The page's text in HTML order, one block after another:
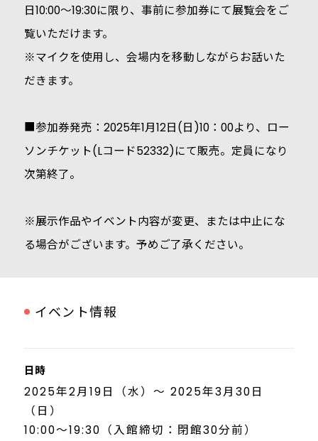
日10:00～19:30に限り、事前に参加券にて展覧会をご
覧いただけます。
※マイクを使用し、会場内を移動しながらお話いた
だきます。
■参加券発売：2025年1月12日(日)10：00より、ロー
ソンチケット(Lコード52332)にて販売。定員になり
次第終了。
※展示作品やイベント内容が変更、または中止にな
る場合がございます。予めご了承ください。
イベント情報
日時
2025年2月19日（水）～ 2025年3月30日
（日）
10:00～19:30（入館締切：閉館30分前）